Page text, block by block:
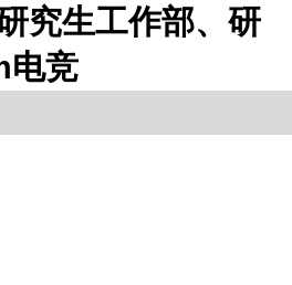
究生工作部、研
电竞